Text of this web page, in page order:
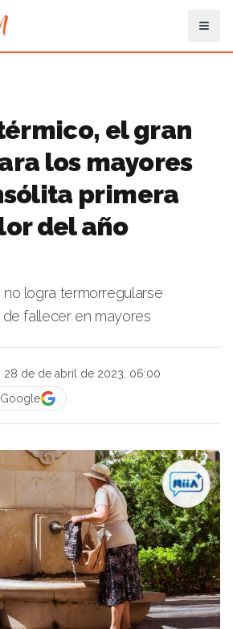
el gran
los mayores
primera
del año
logra termorregularse
fallecer en mayores
28 de de abril de 2023, 06:00
Google